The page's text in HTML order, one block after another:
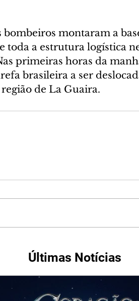
montaram a
toda a estrutura logística
primeiras horas da
brasileira a ser
de La Guaira.
Últimas Notícias